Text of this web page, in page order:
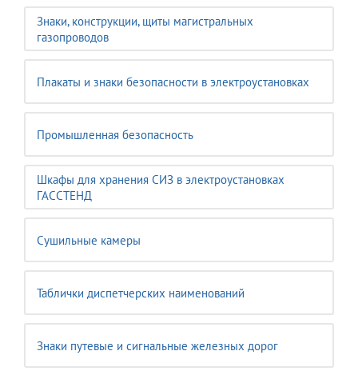
Знаки, конструкции, щиты магистральных
газопроводов
Плакаты и знаки безопасности в электроустановках
Промышленная безопасность
Шкафы для хранения СИЗ в электроустановках
ГАССТЕНД
Сушильные камеры
Таблички диспетчерских наименований
Знаки путевые и сигнальные железных дорог